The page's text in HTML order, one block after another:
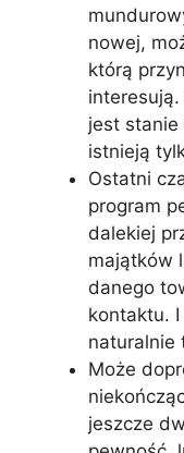
nowej,
którą
interesują.
jest stanie
istnieją
Ostatni
program
dalekiej
majątków
danego
kontaktu.
naturalnie
Może
jeszcze